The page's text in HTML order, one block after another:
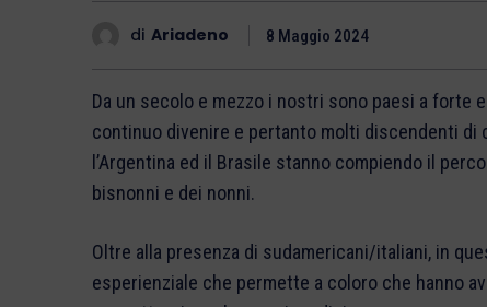
di Ariadeno 8 Maggio 2024
Da un secolo e mezzo i nostri sono paesi a forte
continuo divenire e pertanto molti discendenti
l’Argentina ed il Brasile stanno compiendo il
bisnonni e dei nonni.
Oltre alla presenza di sudamericani/italiani, in
esperienziale che permette a coloro che hanno